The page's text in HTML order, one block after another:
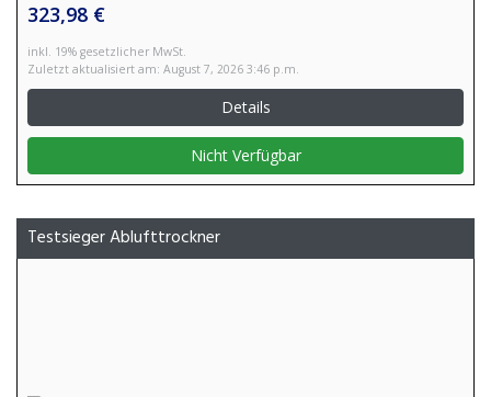
323,98 €
inkl. 19% gesetzlicher MwSt.
Zuletzt aktualisiert am: August 7, 2026 3:46 p.m.
Details
Nicht Verfügbar
Testsieger Ablufttrockner